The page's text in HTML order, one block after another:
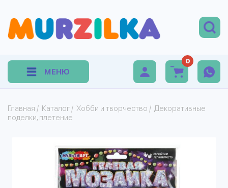
МЕНЮ
0
Главная / Каталог / Хобби и творчество / Декоративные
поделки, плетение